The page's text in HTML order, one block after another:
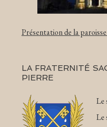
Présentation de la
LA FRATERNITÉ
PIERRE
Le
Le